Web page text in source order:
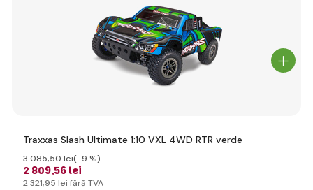
Traxxas Slash Ultimate 1:10 VXL 4WD RTR verde
2 809,56 lei
3 085,50 lei(-9 %)
2 321,95 lei fără TVA